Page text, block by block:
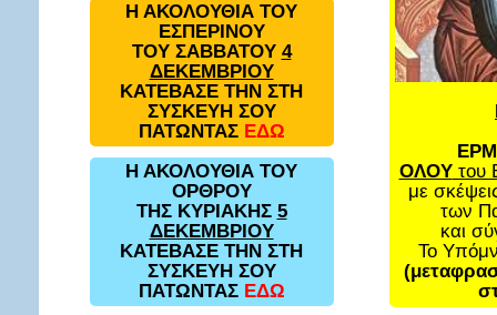
Η ΑΚΟΛΟΥΘΙΑ ΤΟΥ
ΕΣΠΕΡΙΝΟΥ
ΤΟΥ ΣΑΒΒΑΤΟΥ 4
ΔΕΚΕΜΒΡΙΟΥ
ΚΑΤΕΒΑΣΕ ΤΗΝ ΣΤΗ
ΣΥΣΚΕΥΗ ΣΟΥ
ΠΑΤΩΝΤΑΣ ΕΔΩ
Η ΑΚΟΛΟΥΘΙΑ ΤΟΥ
ΟΡΘΡΟΥ
ΤΗΣ ΚΥΡΙΑΚΗΣ 5
ΔΕΚΕΜΒΡΙΟΥ
ΚΑΤΕΒΑΣΕ ΤΗΝ ΣΤΗ
ΣΥΣΚΕΥΗ ΣΟΥ
ΠΑΤΩΝΤΑΣ ΕΔΩ
ΟΛΟΥτου
με
των
και
Το